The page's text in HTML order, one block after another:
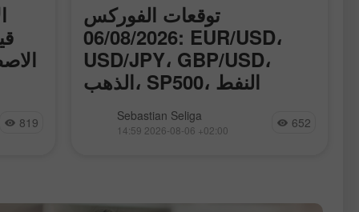
سجّلت
819
توقعات الفوركس
06/08/2026: EUR/USD،
USD/JPY، GBP/USD،
الذهب، SP500، النفط
وBitcoin
نقدّم لكم القسم المُحدَّث يوميًا من
تحليلات الفوركس، حيث ستجدون
Sebastian Seliga
14:59 2026-08-06 +02:00 652